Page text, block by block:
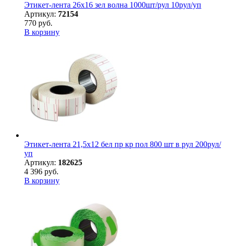
Этикет-лента 26х16 зел волна 1000шт/рул 10рул/уп
Артикул: 72154
770 руб.
В корзину
Этикет-лента 21,5х12 бел пр кр пол 800 шт в рул 200рул/
уп
Артикул: 182625
4 396 руб.
В корзину